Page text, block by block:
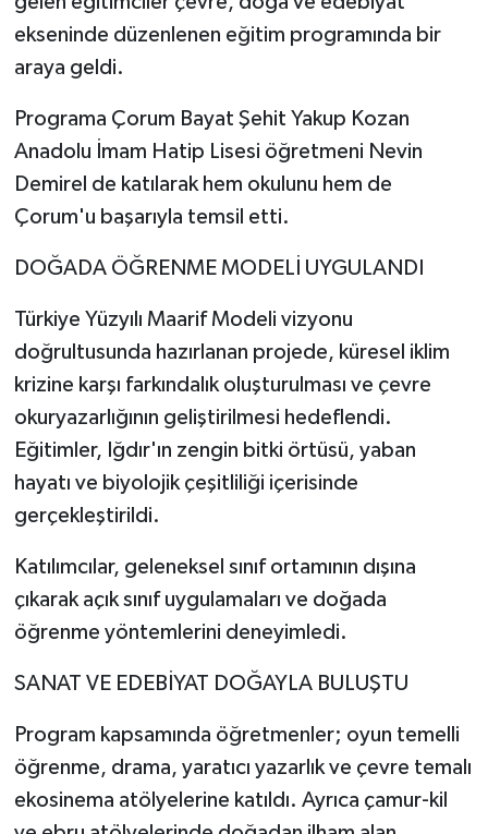
ekseninde düzenlenen eğitim programında bir
araya geldi.
Programa Çorum Bayat Şehit Yakup Kozan
Anadolu İmam Hatip Lisesi öğretmeni Nevin
Demirel de katılarak hem okulunu hem de
Çorum'u başarıyla temsil etti.
DOĞADA ÖĞRENME MODELİ UYGULANDI
Türkiye Yüzyılı Maarif Modeli vizyonu
doğrultusunda hazırlanan projede, küresel iklim
krizine karşı farkındalık oluşturulması ve çevre
okuryazarlığının geliştirilmesi hedeflendi.
Eğitimler, Iğdır'ın zengin bitki örtüsü, yaban
hayatı ve biyolojik çeşitliliği içerisinde
gerçekleştirildi.
Katılımcılar, geleneksel sınıf ortamının dışına
çıkarak açık sınıf uygulamaları ve doğada
öğrenme yöntemlerini deneyimledi.
SANAT VE EDEBİYAT DOĞAYLA BULUŞTU
Program kapsamında öğretmenler; oyun temelli
öğrenme, drama, yaratıcı yazarlık ve çevre temalı
ekosinema atölyelerine katıldı. Ayrıca çamur-kil